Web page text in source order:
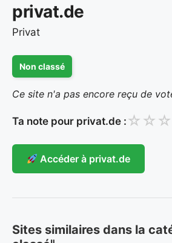
privat.de
Privat
Non classé
Ce site n'a pas encore reçu de
Ta note pour privat.de : ☆ ☆ ☆
Accéder à privat.de
Sites similaires dans la